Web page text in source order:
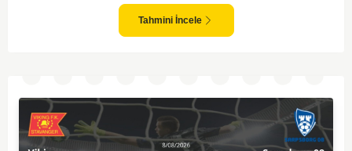
mücadelede zorluk çıkartabilir. Maçın temposunun yüksek olacağını ve
her iki takımın da sonuca gitmeye odaklanacağını düşünüyorum.
Tahmini İncele